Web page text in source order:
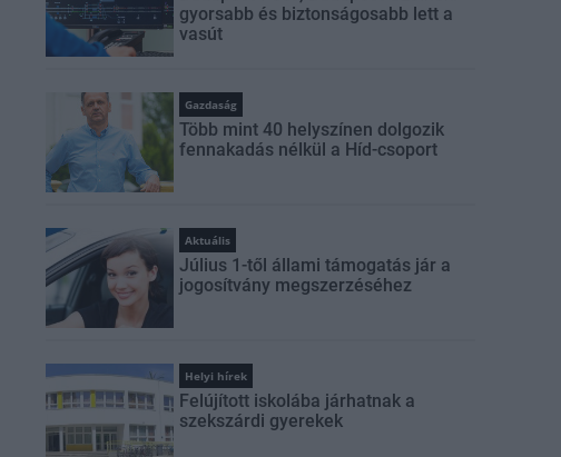
gyorsabb és biztonságosabb lett a
vasút
Gazdaság
Több mint 40 helyszínen dolgozik
fennakadás nélkül a Híd-csoport
Aktuális
Július 1-től állami támogatás jár a
jogosítvány megszerzéséhez
Helyi hírek
Felújított iskolába járhatnak a
szekszárdi gyerekek